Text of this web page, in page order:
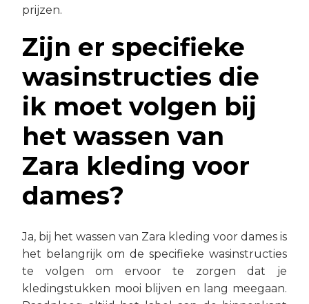
prijzen.
Zijn er specifieke
wasinstructies die
ik moet volgen bij
het wassen van
Zara kleding voor
dames?
Ja, bij het wassen van Zara kleding voor dames is
het belangrijk om de specifieke wasinstructies
te volgen om ervoor te zorgen dat je
kledingstukken mooi blijven en lang meegaan.